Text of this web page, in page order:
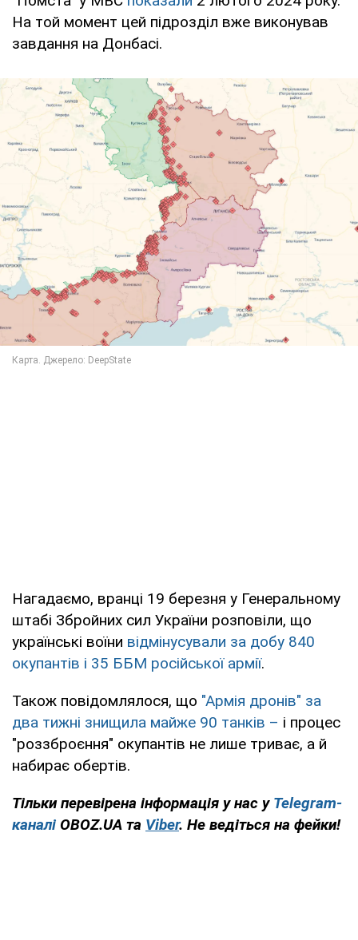
На той момент цей підрозділ вже виконував
завдання на Донбасі.
Нагадаємо, вранці 19 березня у Генеральному
штабі Збройних сил України розповіли, що
українські воїни відмінусували за добу 840
окупантів і 35 ББМ російської армії.
Також повідомлялося, що "Армія дронів" за
два тижні знищила майже 90 танків – і процес
"роззброєння" окупантів не лише триває, а й
набирає обертів.
Тільки перевірена інформація у нас у Telegram-
каналі OBOZ.UA та Viber. Не ведіться на фейки!